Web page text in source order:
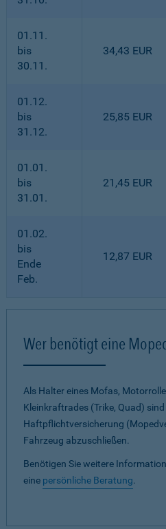
01.11.
bis
30.11.
34,43 EUR
01.12.
bis
31.12.
25,85 EUR
01.01.
bis
31.01.
21,45 EUR
01.02.
bis
Ende
Feb.
12,87 EUR
Wer benötigt eine
Als Halter eines Mofas,
Kleinkraftrades (Trike, Quad)
Haftpflichtversicherung
Fahrzeug abzuschließen.
Benötigen Sie weitere
eine persönliche Beratung.